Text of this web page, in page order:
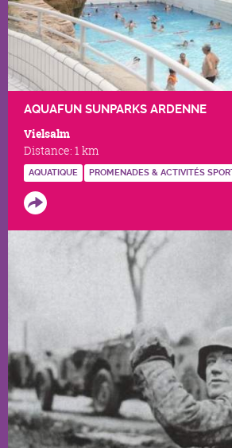
AQUAFUN SUNPARKS ARDENNE
Vielsalm
Distance: 1 km
AQUATIQUE PROMENADES & ACTIVITÉS